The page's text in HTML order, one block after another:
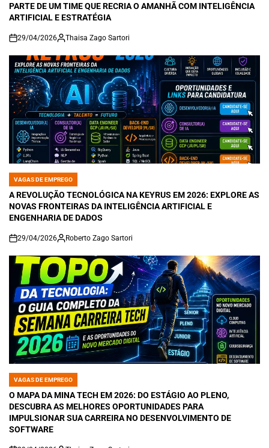
PARTE DE UM TIME QUE RECRIA O AMANHÃ COM INTELIGÊNCIA
ARTIFICIAL E ESTRATÉGIA
on
29/04/2026 Thaisa Zago Sartori
POSTED
IN
VAGAS DE EMPREGO
A REVOLUÇÃO TECNOLÓGICA NA KEYRUS EM 2026: EXPLORE AS
NOVAS FRONTEIRAS DA INTELIGÊNCIA ARTIFICIAL E
ENGENHARIA DE DADOS
on
29/04/2026 Roberto Zago Sartori
POSTED
IN
VAGAS DE EMPREGO
O MAPA DA MINA TECH EM 2026: DO ESTÁGIO AO PLENO,
DESCUBRA AS MELHORES OPORTUNIDADES PARA
IMPULSIONAR SUA CARREIRA NO DESENVOLVIMENTO DE
SOFTWARE